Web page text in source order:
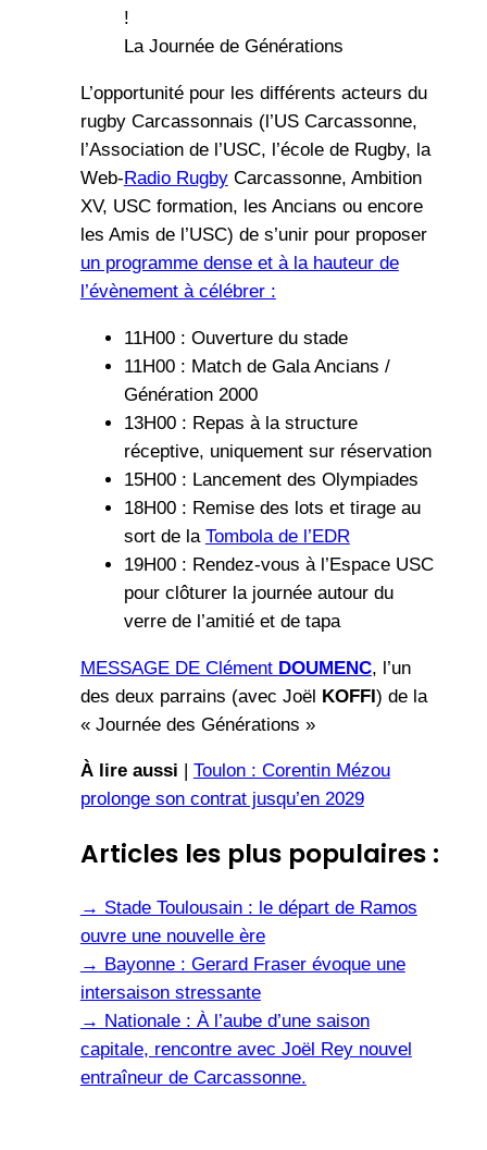
La Journée de Générations
L’opportunité pour les différents acteurs du
rugby Carcassonnais (l’US Carcassonne,
l’Association de l’USC, l’école de Rugby, la
Web-Radio RugbyCarcassonne, Ambition
XV, USC formation, les Ancians ou encore
les Amis de l’USC) de s’unir pour proposer
un programme dense et à la hauteur de
l’évènement à célébrer :
11H00 : Ouverture du stade
11H00 : Match de Gala Ancians /
Génération 2000
13H00 : Repas à la structure
réceptive, uniquement sur réservation
15H00 : Lancement des Olympiades
18H00 : Remise des lots et tirage au
sort de la Tombola de l’EDR
19H00 : Rendez-vous à l’Espace USC
pour clôturer la journée autour du
verre de l’amitié et de tapa
MESSAGE DE Clément DOUMENC, l’un
des deux parrains (avec Joël KOFFI) de la
« Journée des Générations »
À lire aussi
Toulon : Corentin Mézou
prolonge son contrat jusqu’en 2029
Articles les plus populaires :
→ Stade Toulousain : le départ de Ramos
ouvre une nouvelle ère
→ Bayonne : Gerard Fraser évoque une
intersaison stressante
→ Nationale : À l’aube d’une saison
capitale, rencontre avec Joël Rey nouvel
entraîneur de Carcassonne.